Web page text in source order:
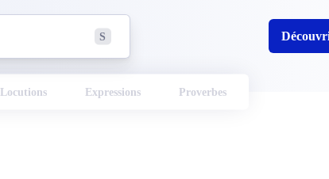
S
Locutions Expressions Proverbes